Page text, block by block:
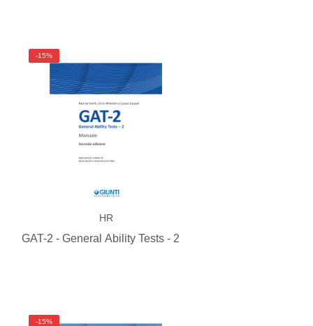
HR
-15%
GAT-2 - General Ability Tests - 2
-15%